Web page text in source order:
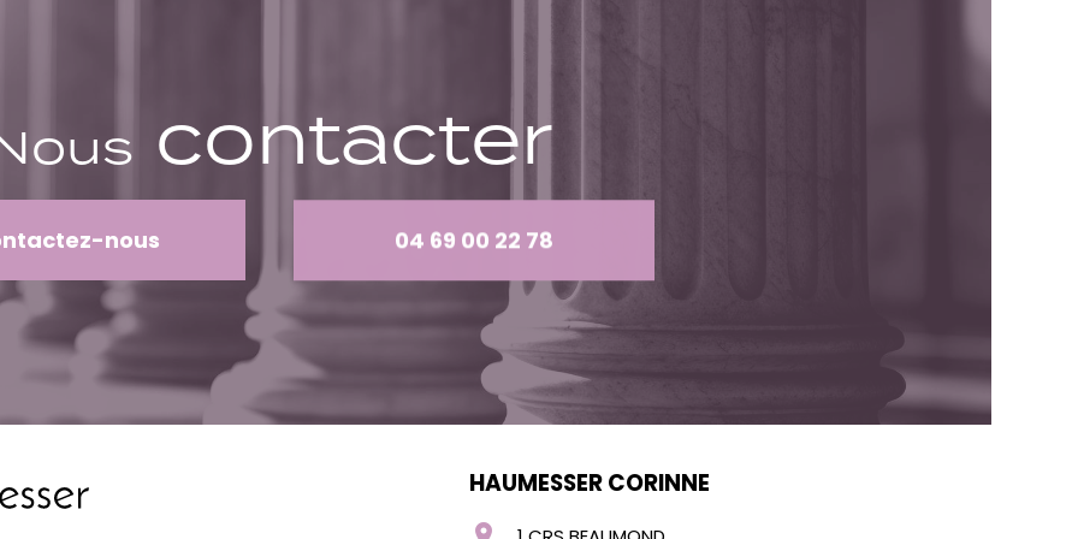
contacter
nous 04 69 00 22 78
HAUMESSER CORINNE